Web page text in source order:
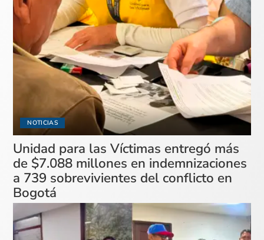
NOTICIAS
Unidad para las Víctimas entregó más
de $7.088 millones en indemnizaciones
a 739 sobrevivientes del conflicto en
Bogotá